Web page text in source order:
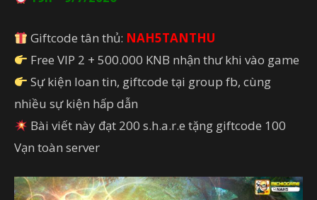
Giftcode tân thủ: NAH5TANTHU
Free VIP 2 + 500.000 KNB nhận thư khi vào game
Sự kiện loan tin, giftcode tại group fb, cùng
nhiều sự kiện hấp dẫn
Bài viết này đạt 200 s.h.a.r.e tặng giftcode 100
Vạn toàn server